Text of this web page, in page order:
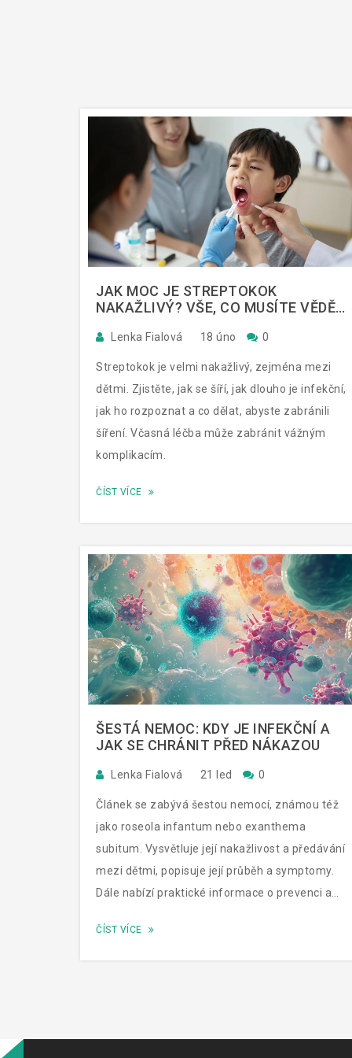
JAK MOC JE STREPTOKOK
NAKAŽLIVÝ? VŠE, CO MUSÍTE VĚDĚT
Lenka Fialová 18 úno 0
Streptokok je velmi nakažlivý, zejména mezi
dětmi. Zjistěte, jak se šíří, jak dlouho je infekční,
jak ho rozpoznat a co dělat, abyste zabránili
šíření. Včasná léčba může zabránit vážným
komplikacím.
ČÍST VÍCE
ŠESTÁ NEMOC: KDY JE INFEKČNÍ A
JAK SE CHRÁNIT PŘED NÁKAZOU
Lenka Fialová 21 led 0
Článek se zabývá šestou nemocí, známou též
jako roseola infantum nebo exanthema
subitum. Vysvětluje její nakažlivost a předávání
mezi dětmi, popisuje její průběh a symptomy.
Dále nabízí praktické informace o prevenci a
domácnosti. Poskytuje účinné tipy na to, jak
ČÍST VÍCE